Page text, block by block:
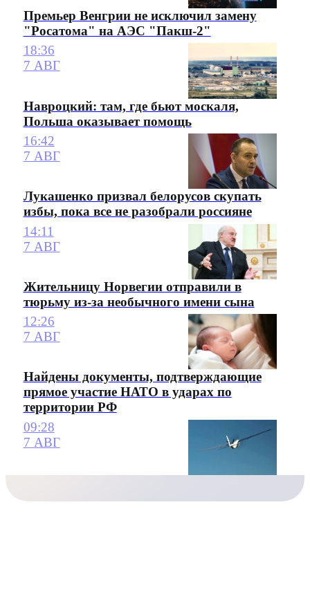
Премьер Венгрии не исключил замену
"Росатома" на АЭС "Пакш-2"
18:36
7 АВГ
Навроцкий: там, где бьют москаля,
Польша оказывает помощь
16:42
7 АВГ
Лукашенко призвал белорусов скупать
избы, пока все не разобрали россияне
14:11
7 АВГ
Жительницу Норвегии отправили в
тюрьму из-за необычного имени сына
12:26
7 АВГ
Найдены документы, подтверждающие
прямое участие НАТО в ударах по
территории РФ
09:28
7 АВГ